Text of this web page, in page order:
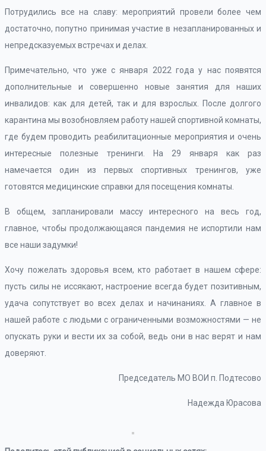
Потрудились все на славу: мероприятий провели более чем
достаточно, попутно принимая участие в незапланированных и
непредсказуемых встречах и делах.
Примечательно, что уже с января 2022 года у нас появятся
дополнительные и совершенно новые занятия для наших
инвалидов: как для детей, так и для взрослых. После долгого
карантина мы возобновляем работу нашей спортивной комнаты,
где будем проводить реабилитационные мероприятия и очень
интересные полезные тренинги. На 29 января как раз
намечается один из первых спортивных тренингов, уже
готовятся медицинские справки для посещения комнаты.
В общем, запланировали массу интересного на весь год,
главное, чтобы продолжающаяся пандемия не испортили нам
все наши задумки!
Хочу пожелать здоровья всем, кто работает в нашем сфере:
пусть силы не иссякают, настроение всегда будет позитивным,
удача сопутствует во всех делах и начинаниях. А главное в
нашей работе с людьми с ограниченными возможностями — не
опускать руки и вести их за собой, ведь они в нас верят и нам
доверяют.
Председатель МО ВОИ п. Подтесово
Надежда Юрасова